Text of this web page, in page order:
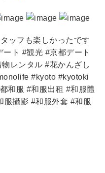
ッフも楽しかったです
ト #観光 #京都デート
レンタル #花かんざし
#kyoto #kyotoki
和服 #和服出租 #和服體
服攝影 #和服外套 #和服